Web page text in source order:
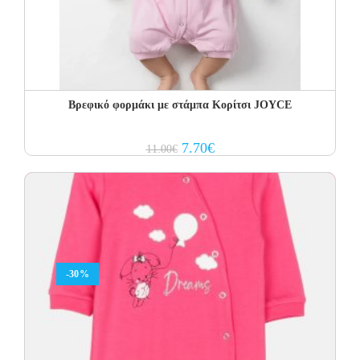
Βρεφικό φορμάκι με στάμπα Κορίτσι JOYCE
11.00€ Original
price
11.00€.
7.70€Current
price
-30%